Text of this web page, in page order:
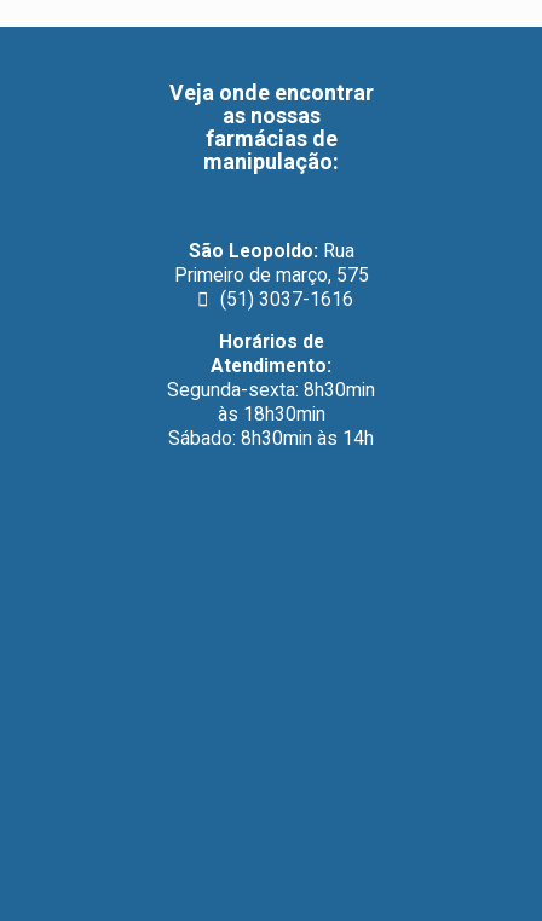
Veja onde encontrar
as nossas
farmácias de
manipulação:
São Leopoldo: Rua
Primeiro de março, 575
(51) 3037-1616
Horários de
Atendimento:
Segunda-sexta: 8h30min
às 18h30min
Sábado: 8h30min às 14h